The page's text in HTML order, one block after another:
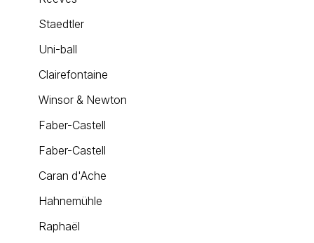
Staedtler
Uni-ball
Clairefontaine
Winsor & Newton
Faber-Castell
Faber-Castell
Caran d'Ache
Hahnemühle
Raphaël